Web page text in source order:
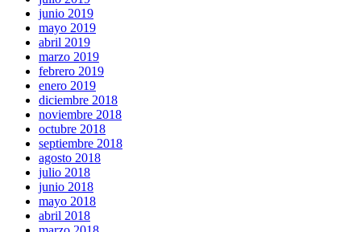
junio 2019
mayo 2019
abril 2019
marzo 2019
febrero 2019
enero 2019
diciembre 2018
noviembre 2018
octubre 2018
septiembre 2018
agosto 2018
julio 2018
junio 2018
mayo 2018
abril 2018